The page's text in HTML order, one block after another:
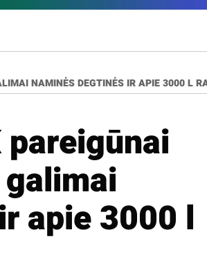
NAMINĖS DEGTINĖS IR APIE 3000 L
apie 3000 l